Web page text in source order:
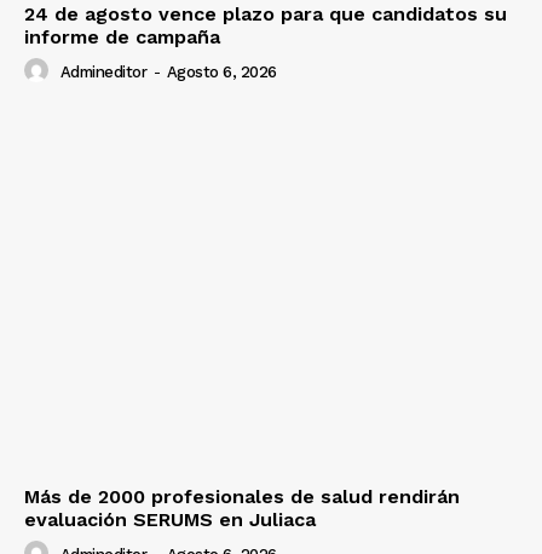
24 de agosto vence plazo para que candidatos su
informe de campaña
Admineditor - Agosto 6, 2026
Más de 2000 profesionales de salud rendirán
evaluación SERUMS en Juliaca